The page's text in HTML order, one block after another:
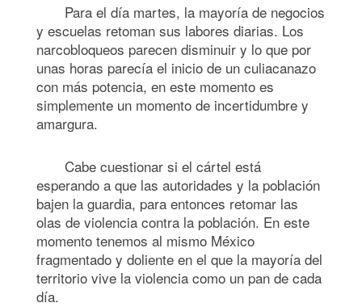
Para el día martes, la mayoría de negocios
y escuelas retoman sus labores diarias. Los
narcobloqueos parecen disminuir y lo que por
unas horas parecía el inicio de un culiacanazo
con más potencia, en este momento es
simplemente un momento de incertidumbre y
amargura.
Cabe cuestionar si el cártel está
esperando a que las autoridades y la población
bajen la guardia, para entonces retomar las
olas de violencia contra la población. En este
momento tenemos al mismo México
fragmentado y doliente en el que la mayoría del
territorio vive la violencia como un pan de cada
día.